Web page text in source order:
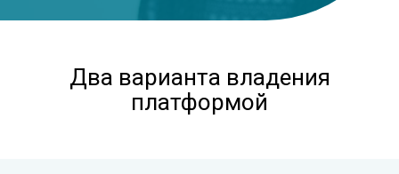
Два варианта владения
платформой